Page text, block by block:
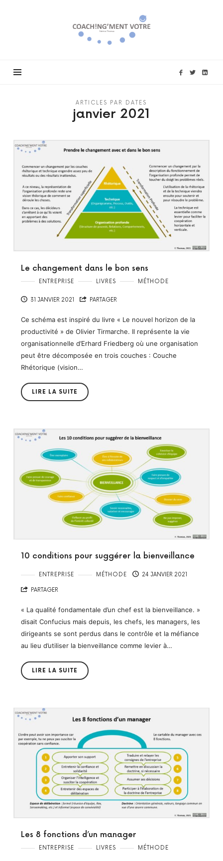
Coach!ng'ment
vôtre
ARTICLES PAR DATES
janvier 2021
Le changement dans le bon sens
ENTREPRISE LIVRES MÉTHODE
31 JANVIER 2021 PARTAGER
Ce schéma est inspiré du livre « Le nouvel horizon de la
productivité » de Olivier Tirmarche. Il représente la vie
organisationnelle d’Erhard Friedberg où une organisation
peut être décomposée en trois couches : Couche
Rhétorique (vision…
LIRE LA SUITE
10 conditions pour suggérer la bienveillance
ENTREPRISE MÉTHODE 24 JANVIER 2021
PARTAGER
« La qualité fondamentale d’un chef est la bienveillance. »
disait Confucius mais depuis, les chefs, les managers, les
dirigeants se sont perdus dans le contrôle et la méfiance
au lieu d’utiliser la bienveillance comme levier à…
LIRE LA SUITE
Les 8 fonctions d’un manager
ENTREPRISE LIVRES MÉTHODE